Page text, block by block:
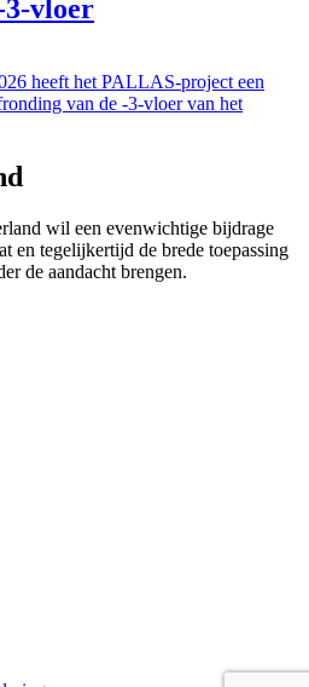
3-vloer
heeft het PALLAS-project een
van de -3-vloer van het
wil een evenwichtige bijdrage
en tegelijkertijd de brede toepassing
de aandacht brengen.